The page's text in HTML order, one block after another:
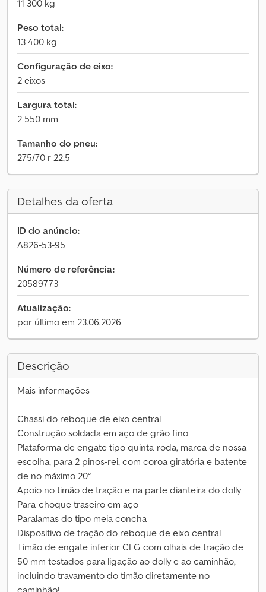
11 300 kg
Peso total:
13 400 kg
Configuração de eixo:
2 eixos
Largura total:
2 550 mm
Tamanho do pneu:
275/70 r 22,5
Detalhes da oferta
ID do anúncio:
A826-53-95
Número de referência:
20589773
Atualização:
por último em 23.06.2026
Descrição
Mais informações
Chassi do reboque de eixo central
Construção soldada em aço de grão fino
Plataforma de engate tipo quinta-roda, marca de nossa
escolha, para 2 pinos-rei, com coroa giratória e batente
de no máximo 20°
Apoio no timão de tração e na parte dianteira do dolly
Para-choque traseiro em aço
Paralamas do tipo meia concha
Dispositivo de tração do reboque de eixo central
Timão de engate inferior CLG com olhais de tração de
50 mm testados para ligação ao dolly e ao caminhão,
incluindo travamento do timão diretamente no
caminhão!